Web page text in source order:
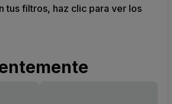
tus filtros, haz clic para ver los